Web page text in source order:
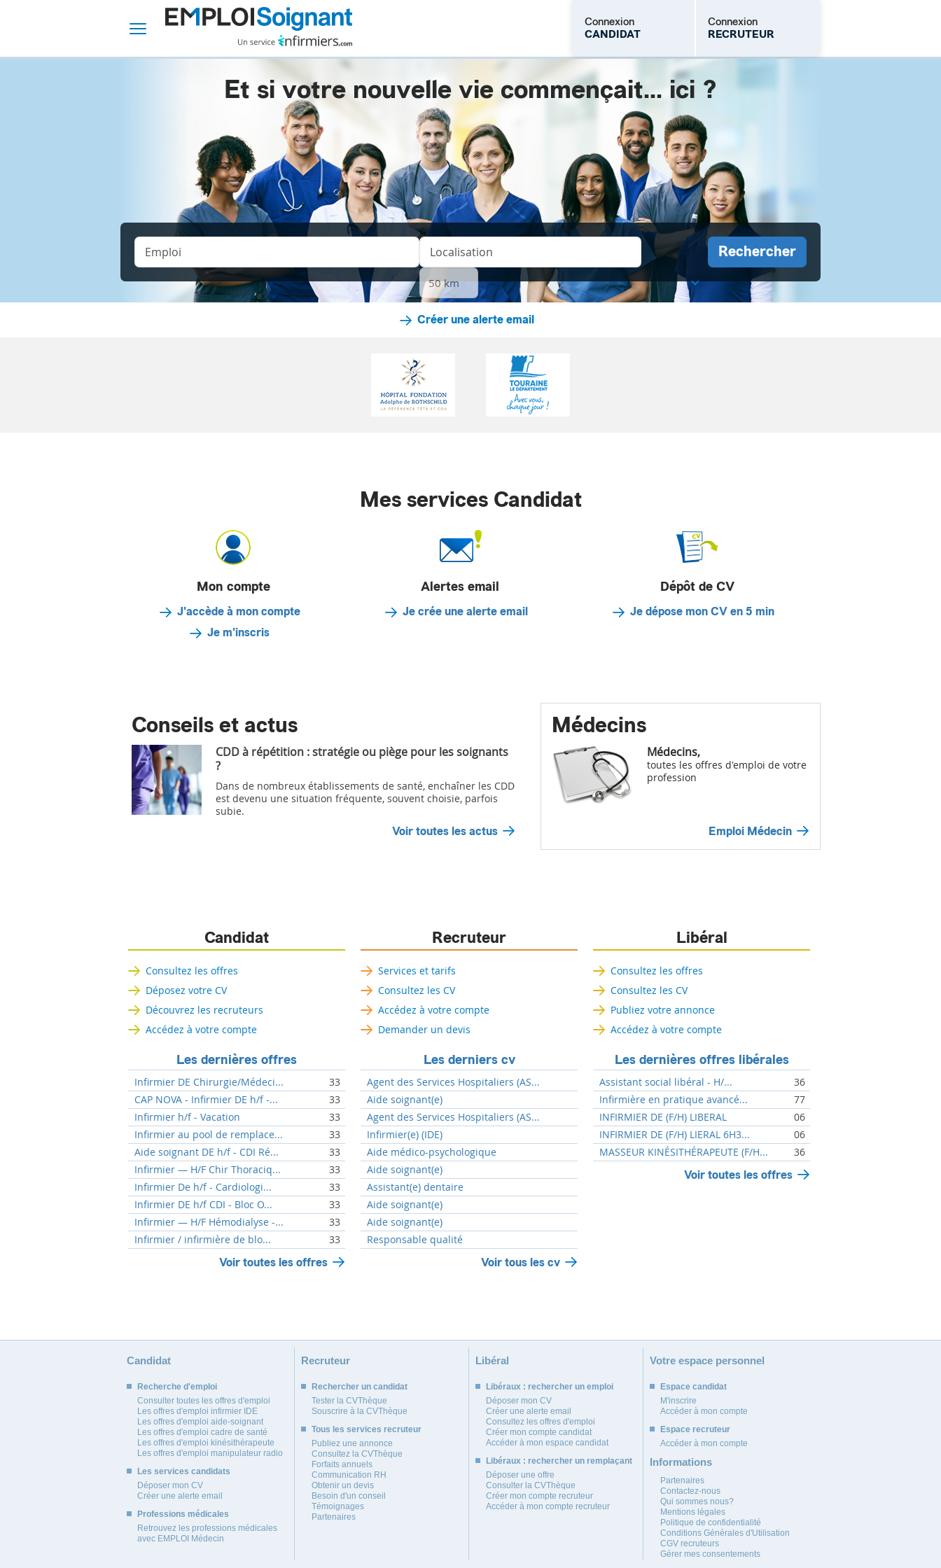
Connexion
CANDIDAT
Connexion
RECRUTEUR
M'inscrire Mot de passe oublié
Et si votre nouvelle vie commençait... ici ?
Créer une alerte email
Mes services Candidat
Mon compte
J'accède à mon compte
Je m'inscris
Alertes email
Je crée une alerte email
Dépôt de CV
Je dépose mon CV en 5 min
Conseils et actus
CDD à répétition : stratégie ou piège pour les soignants
?
Dans de nombreux établissements de santé, enchaîner les CDD
est devenu une situation fréquente, souvent choisie, parfois
subie.
Voir toutes les actus
Médecins
Médecins,
toutes les offres d'emploi de votre
profession
Emploi Médecin
Candidat
Consultez les offres
Déposez votre CV
Découvrez les recruteurs
Accédez à votre compte
Les dernières offres
Infirmier DE Chirurgie/Médeci...
33
CAP NOVA - Infirmier DE h/f -...
33
Infirmier h/f - Vacation
33
Infirmier au pool de remplace...
33
Aide soignant DE h/f - CDI Ré...
33
Infirmier — H/F Chir Thoraciq...
33
Infirmier De h/f - Cardiologi...
33
Infirmier DE h/f CDI - Bloc O...
33
Infirmier — H/F Hémodialyse -...
33
Infirmier / infirmière de blo...
33
Voir toutes les offres
Recruteur
Services et tarifs
Consultez les CV
Accédez à votre compte
Demander un devis
Les derniers cv
Agent des Services Hospitaliers (AS...
Aide soignant(e)
Agent des Services Hospitaliers (AS...
Infirmier(e) (IDE)
Aide médico-psychologique
Aide soignant(e)
Assistant(e) dentaire
Aide soignant(e)
Aide soignant(e)
Responsable qualité
Voir tous les cv
Libéral
Consultez les offres
Consultez les CV
Publiez votre annonce
Accédez à votre compte
Les dernières offres libérales
Assistant social libéral - H/...
36
Infirmière en pratique avancé...
77
INFIRMIER DE (F/H) LIBERAL
06
INFIRMIER DE (F/H) LIERAL 6H3...
06
MASSEUR KINÉSITHÉRAPEUTE (F/H...
36
Voir toutes les offres
Candidat
Recherche d'emploi
Consulter toutes les offres d'emploi
Les offres d'emploi infirmier IDE
Les offres d'emploi aide-soignant
Les offres d'emploi cadre de santé
Les offres d'emploi kinésithérapeute
Les offres d'emploi manipulateur radio
Les services candidats
Déposer mon CV
Créer une alerte email
Professions médicales
Retrouvez les professions médicales
avec EMPLOI Médecin
Recruteur
Rechercher un candidat
Tester la CVThèque
Souscrire à la CVThèque
Tous les services recruteur
Publiez une annonce
Consultez la CVThèque
Forfaits annuels
Communication RH
Obtenir un devis
Besoin d'un conseil
Témoignages
Partenaires
Libéral
Libéraux : rechercher un emploi
Déposer mon CV
Créer une alerte email
Consultez les offres d'emploi
Créer mon compte candidat
Accéder à mon espace candidat
Libéraux : rechercher un remplaçant
Déposer une offre
Consulter la CVThèque
Créer mon compte recruteur
Accéder à mon compte recruteur
Votre espace personnel
Espace candidat
M'inscrire
Accéder à mon compte
Espace recruteur
Accéder à mon compte
Informations
Partenaires
Contactez-nous
Qui sommes nous?
Mentions légales
Politique de confidentialité
Conditions Générales d'Utilisation
CGV recruteurs
Gérer mes consentements